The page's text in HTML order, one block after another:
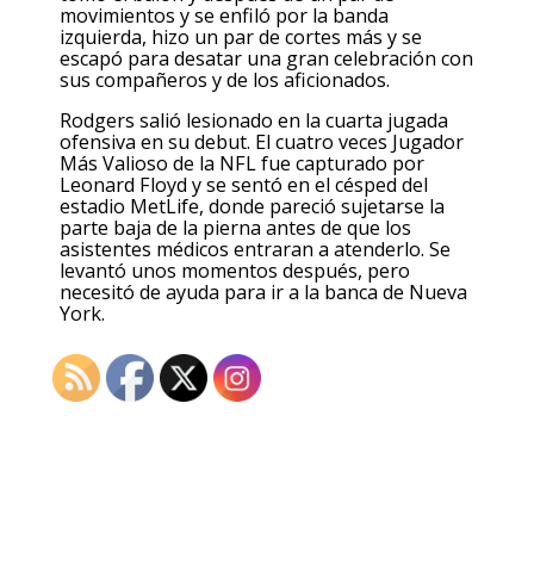
movimientos y se enfiló por la banda
izquierda, hizo un par de cortes más y se
escapó para desatar una gran celebración con
sus compañeros y de los aficionados.
Rodgers salió lesionado en la cuarta jugada
ofensiva en su debut. El cuatro veces Jugador
Más Valioso de la NFL fue capturado por
Leonard Floyd y se sentó en el césped del
estadio MetLife, donde pareció sujetarse la
parte baja de la pierna antes de que los
asistentes médicos entraran a atenderlo. Se
levantó unos momentos después, pero
necesitó de ayuda para ir a la banca de Nueva
York.